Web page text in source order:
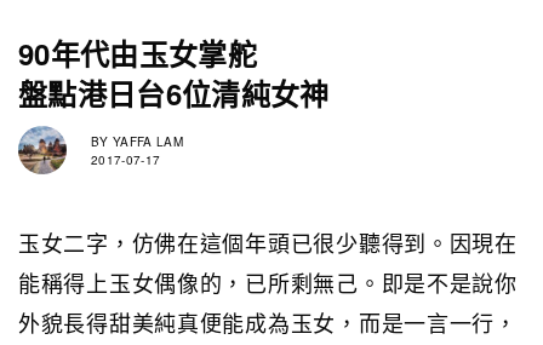
90年代由玉女掌舵
盤點港日台6位清純女神
BY YAFFA LAM
2017-07-17
玉女二字，仿佛在這個年頭已很少聽得到。因現在
能稱得上玉女偶像的，已所剩無己。即是不是說你
外貌長得甜美純真便能成為玉女，而是一言一行，